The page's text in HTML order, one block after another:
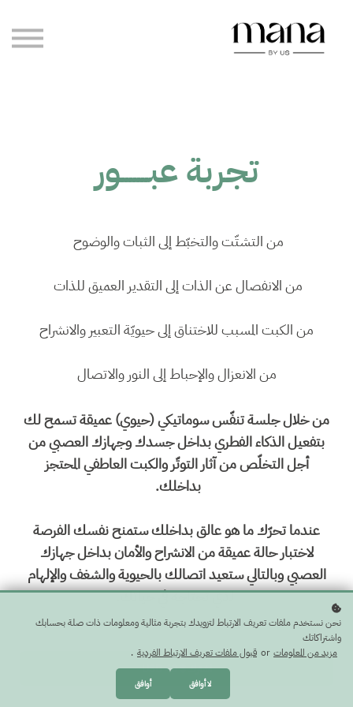
الاستشارات الخاصة
تجربة عبـــــــور
من التشتّت والتخبّط إلى الثبات والوضوح
من الانفصال عن الذات إلى التقدير العميق للذات
من الكبت المسبب للاختناق إلى حيويّة التعبير والانشراح
من الانعزال والإحباط إلى النور والاتصال
من خلال جلسة تنفّس سوماتيكي (حيوي) عميقة تسمح لك
بتفعيل الذكاء الفطري بداخل جسدك وجهازك العصبي من
أجل التخلّص من آثار التوتّر والكبت العاطفي المحتجز
بداخلك.
عندما تحرّك ما هو عالق بداخلك ستمنح نفسك الفرصة
لاختبار حالة عميقة من الانشراح والأمان بداخل جهازك
العصبي وبالتالي ستعيد اتصالك بالحيوية والشغف والإلهام
الذي تحتاجه في حياتك.
اشترك$ 40 USD
نحن نستخدم ملفات تعريف الارتباط لتزويدك بتجربة مثالية ومعلومات ذات صلة بحسابك
واشتراكاتك
مزيد من المعلومات or قبول ملفات تعريف الارتباط الفردية .
لا أوافق أوافق